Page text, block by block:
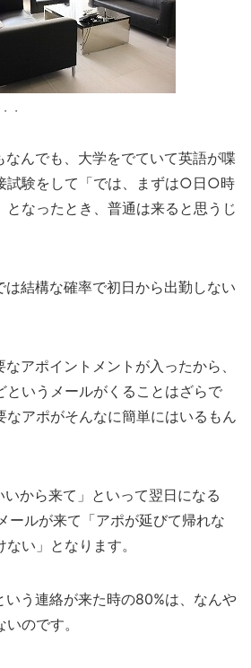
・
んでも、大学をでていて英語が喋
試験をして「では、まずは○日○時
となったとき、普通は来ると思うじ
結構な確率で初日から出勤しない
アポイントメントが入ったから、
というメールがくることはざらで
なアポがそんなに簡単にはいるもん
から来て」といって翌日になる
ルが来て「アポが延びて帰れな
い」となります。
う連絡が来た時の80%は、なんや
のです。